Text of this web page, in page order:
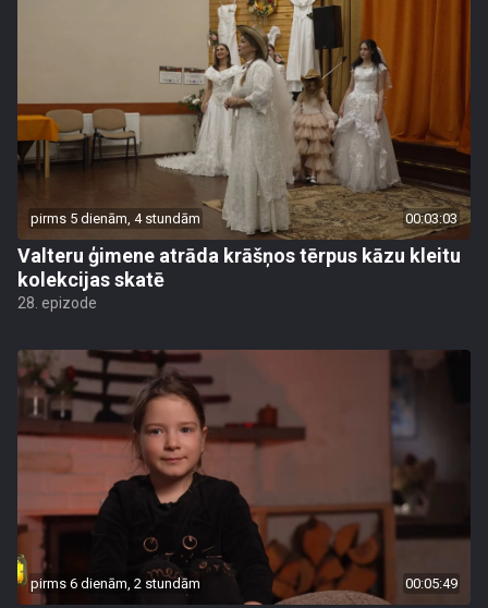
pirms 5 dienām, 4 stundām 00:03:03
Valteru ģimene atrāda krāšņos tērpus kāzu kleitu
kolekcijas skatē
28. epizode
pirms 6 dienām, 2 stundām 00:05:49